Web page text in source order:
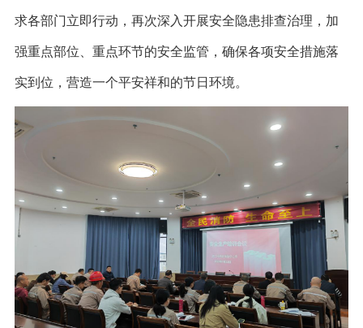
求各部门立即行动，再次深入开展安全隐患排查治理，加
强重点部位、重点环节的安全监管，确保各项安全措施落
实到位，营造一个平安祥和的节日环境。